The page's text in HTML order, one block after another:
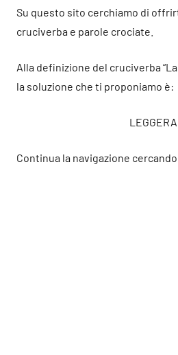
Su questo sito cerchiamo di
cruciverba e parole crociate.
Alla definizione del cruciverba
la soluzione che ti proponiamo è:
LEGGERA
Continua la navigazione